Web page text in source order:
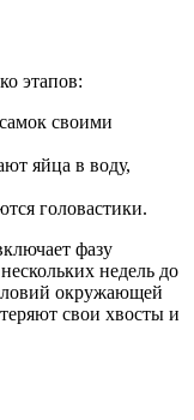
этапов:
своими
яйца в воду,
головастики.
фазу
недель до
окружающей
свои хвосты и